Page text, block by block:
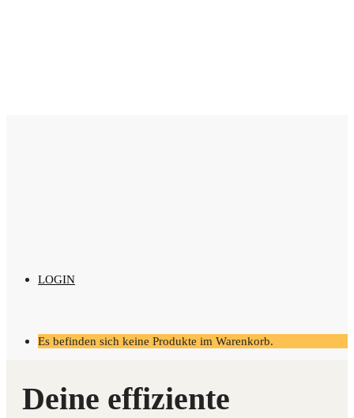
LOGIN
Es befinden sich keine Produkte im Warenkorb.